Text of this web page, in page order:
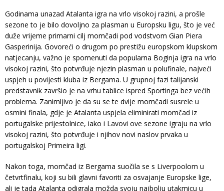
Godinama unazad Atalanta igra na vrlo visokoj razini, a prošle
sezone to je bilo dovoljno za plasman u Europsku ligu, što je već
duže vrijeme primarni cilj momčadi pod vodstvom Gian Piera
Gasperinija. Govoreći o drugom po prestižu europskom klupskom
natjecanju, važno je spomenuti da popularna Boginja igra na vrlo
visokoj razini, što potvrđuje njezin plasman u polufinale, najveći
uspjeh u povijesti kluba iz Bergama. U grupnoj fazi talijanski
predstavnik završio je na vrhu tablice ispred Sportinga bez većih
problema. Zanimljivo je da su se te dvije momčadi susrele u
osmini finala, gdje je Atalanta uspjela eliminirati momčad iz
portugalske prijestolnice, iako i Lavovi ove sezone igraju na vrlo
visokoj razini, što potvrđuje i njihov novi naslov prvaka u
portugalskoj Primeira ligi.
Nakon toga, momčad iz Bergama suočila se s Liverpoolom u
četvrtfinalu, koji su bili glavni favoriti za osvajanje Europske lige,
ali je tada Atalanta odigrala možda svoju najbolju utakmicu u